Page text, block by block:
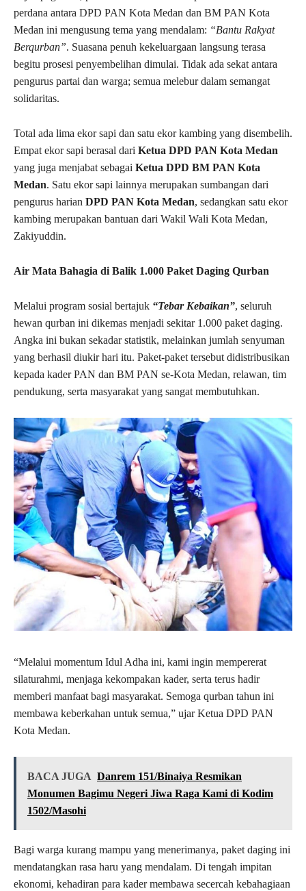
perdana antara DPD PAN Kota Medan dan BM PAN Kota
Medan ini mengusung tema yang mendalam: “Bantu Rakyat
Berqurban”. Suasana penuh kekeluargaan langsung terasa
begitu prosesi penyembelihan dimulai. Tidak ada sekat antara
pengurus partai dan warga; semua melebur dalam semangat
solidaritas.
Total ada lima ekor sapi dan satu ekor kambing yang disembelih.
Empat ekor sapi berasal dari Ketua DPD PAN Kota Medan
yang juga menjabat sebagai Ketua DPD BM PAN Kota
Medan. Satu ekor sapi lainnya merupakan sumbangan dari
pengurus harian DPD PAN Kota Medan, sedangkan satu ekor
kambing merupakan bantuan dari Wakil Wali Kota Medan,
Zakiyuddin.
Air Mata Bahagia di Balik 1.000 Paket Daging Qurban
Melalui program sosial bertajuk “Tebar Kebaikan”, seluruh
hewan qurban ini dikemas menjadi sekitar 1.000 paket daging.
Angka ini bukan sekadar statistik, melainkan jumlah senyuman
yang berhasil diukir hari itu. Paket-paket tersebut didistribusikan
kepada kader PAN dan BM PAN se-Kota Medan, relawan, tim
pendukung, serta masyarakat yang sangat membutuhkan.
“Melalui momentum Idul Adha ini, kami ingin mempererat
silaturahmi, menjaga kekompakan kader, serta terus hadir
memberi manfaat bagi masyarakat. Semoga qurban tahun ini
membawa keberkahan untuk semua,” ujar Ketua DPD PAN
Kota Medan.
BACA JUGA Danrem 151/Binaiya Resmikan
Monumen Bagimu Negeri Jiwa Raga Kami di Kodim
1502/Masohi
Bagi warga kurang mampu yang menerimanya, paket daging ini
mendatangkan rasa haru yang mendalam. Di tengah impitan
ekonomi, kehadiran para kader membawa secercah kebahagiaan